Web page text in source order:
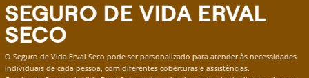
SEGURO DE VIDA ERVAL
SECO
O Seguro de Vida Erval Seco pode ser personalizado para atender às necessidades
individuais de cada pessoa, com diferentes coberturas e assistências.